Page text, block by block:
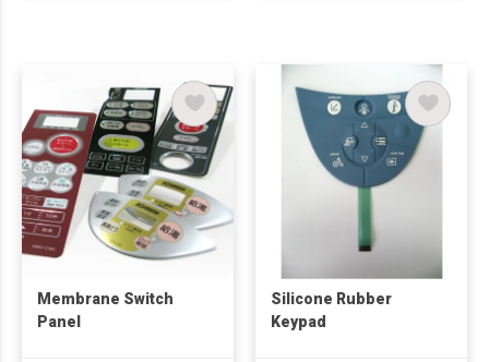
Membrane Switch
Panel
Silicone Rubber
Keypad